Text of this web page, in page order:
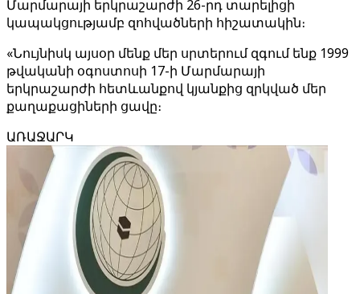
Մարմարայի երկրաշարժի 26-րդ տարելիցի
կապակցությամբ զոհվածների հիշատակին։
«Նույնիսկ այսօր մենք մեր սրտերում զգում ենք 1999
թվականի օգոստոսի 17-ի Մարմարայի
երկրաշարժի հետևանքով կյանքից զրկված մեր
քաղաքացիների ցավը։
ԱՌԱՋԱՐԿ